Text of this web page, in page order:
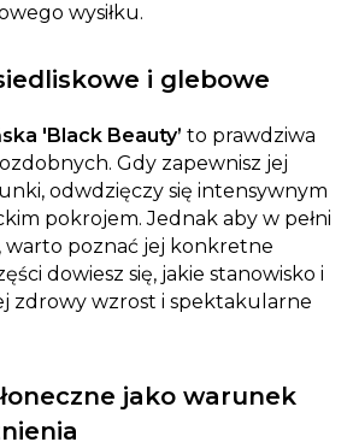
wysiłku.
i glebowe
'Black Beauty’ to prawdziwa
Gdy zapewnisz jej
odwdzięczy się intensywnym
pokrojem. Jednak aby w pełni
warto poznać jej konkretne
dowiesz się, jakie stanowisko i
zdrowy wzrost i spektakularne
jako warunek